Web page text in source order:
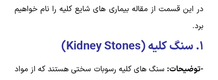
در این قسمت از مقاله بیماری های شایع کلیه را نام خواهیم
برد.
۱. سنگ کلیه (Kidney Stones
)
-توضیحات: سنگ های کلیه رسوبات سختی هستند که از مواد